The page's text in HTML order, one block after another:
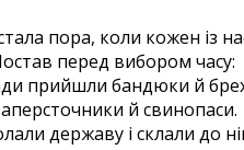
пора, коли кожен із
перед вибором часу:
прийшли бандюки й
й свинопаси.
державу і склали до